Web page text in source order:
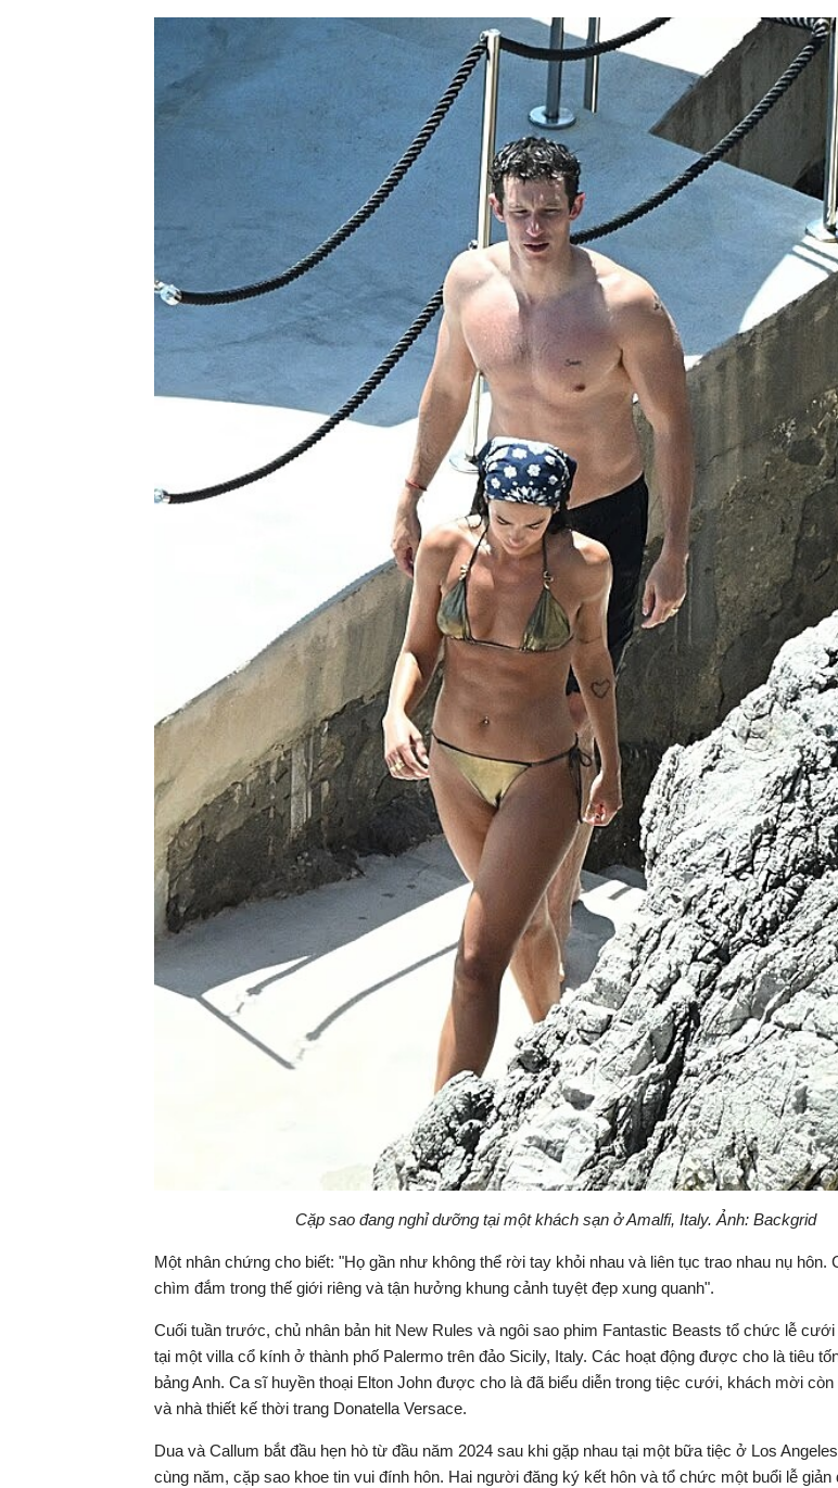
Cặp sao đang nghỉ dưỡng tại một khách sạn ở Amalfi, Italy. Ảnh: Backgrid
Một nhân chứng cho biết: "Họ gần như không thể rời tay khỏi nhau và liên tục trao nhau nụ hôn.
chìm đắm trong thế giới riêng và tận hưởng khung cảnh tuyệt đẹp xung quanh".
Cuối tuần trước, chủ nhân bản hit New Rules và ngôi sao phim Fantastic Beasts tổ chức lễ
tại một villa cổ kính ở thành phố Palermo trên đảo Sicily, Italy. Các hoạt động được cho là tiêu
bảng Anh. Ca sĩ huyền thoại Elton John được cho là đã biểu diễn trong tiệc cưới, khách mời
và nhà thiết kế thời trang Donatella Versace.
Dua và Callum bắt đầu hẹn hò từ đầu năm 2024 sau khi gặp nhau tại một bữa tiệc ở Los
cùng năm, cặp sao khoe tin vui đính hôn. Hai người đăng ký kết hôn và tổ chức một buổi lễ giản